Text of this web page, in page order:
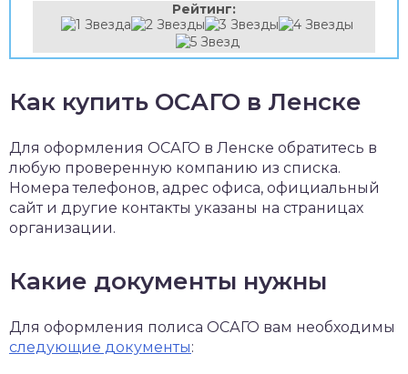
Рейтинг:
Как купить ОСАГО в Ленске
Для оформления ОСАГО в Ленске обратитесь в
любую проверенную компанию из списка.
Номера телефонов, адрес офиса, официальный
сайт и другие контакты указаны на страницах
организации.
Какие документы нужны
Для оформления полиса ОСАГО вам необходимы
следующие документы: